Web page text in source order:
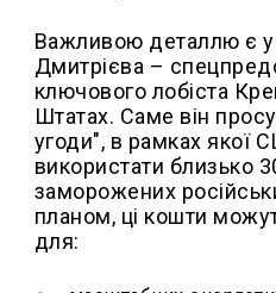
Важливою деталлю є
Дмитрієва –
ключового лобіста
Штатах. Саме він
угоди", в рамках якої
використати близько
заморожених
планом, ці кошти
для: